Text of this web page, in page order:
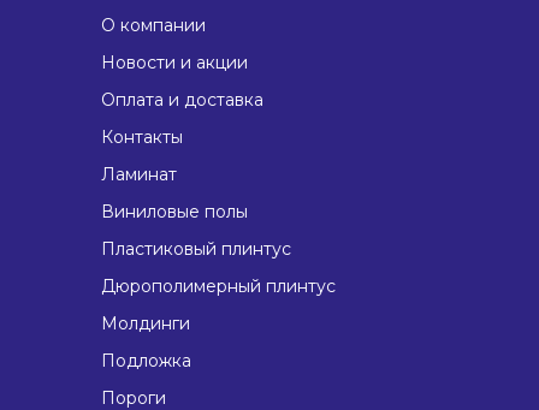
О компании
Новости и акции
Оплата и доставка
Контакты
Ламинат
Виниловые полы
Пластиковый плинтус
Дюрополимерный плинтус
Молдинги
Подложка
Пороги